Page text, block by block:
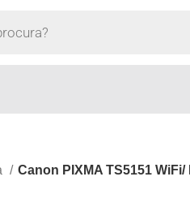
Canon PIXMA TS5151